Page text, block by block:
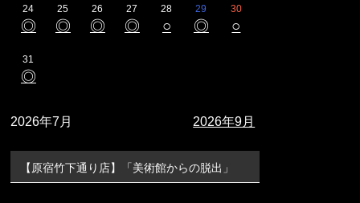
24
◎
25
◎
26
◎
27
◎
28
○
29
◎
30
○
31
◎
2026年7月 2026年9月
【原宿竹下通り店】「美術館からの脱出」